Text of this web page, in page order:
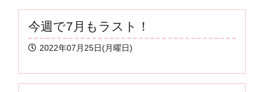
今週で7月もラスト！
2022年07月25日(月曜日)